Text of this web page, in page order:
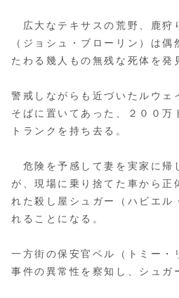
広大なテキサスの荒野、鹿狩
（ジョシュ・ブローリン）は
たわる幾人もの無残な死体を発
警戒しながらも近づいたルウェ
そばに置いてあった、２００万
トランクを持ち去る。
危険を予感して妻を実家に帰
が、現場に乗り捨てた車から正
れた殺し屋シュガー（ハビエル
れることになる。
一方街の保安官ベル（トミー・
事件の異常性を察知し、シュガ